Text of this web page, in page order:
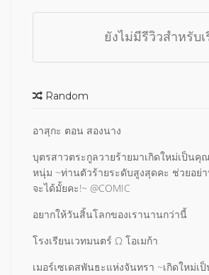
ยังไม่มีรีวิวสำหรับ
Random
อาสุกะ ตอน สองนาง
บุตรสาวตระกูลวายร้ายมาเกิดใหม่เป็นคุ
หนุ่ม ~ท่านตัวร้ายระดับสูงสุดคะ ช่วยอย่
จะได้มั้ยคะ!~ @COMIC
อยากให้วันสิ้นโลกของเรานานกว่านี้
โรงเรียนเวทมนตร์ Ω โอเมก้า
เมอร์เซเดสพันธะแห่งจันทรา ~เกิดใหม่เ